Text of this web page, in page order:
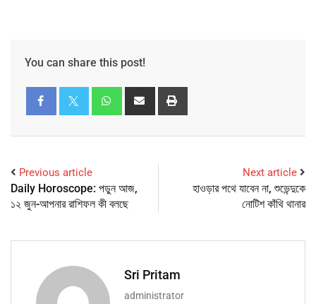
You can share this post!
Previous article
Daily Horoscope: পড়ুন আজ,
১২ জুন-আপনার রাশিফল কী বলছে
Next article
হাওড়ার পথে যাবেন না, শুভেন্দুকে
নোটিশ কাঁথি থানার
Sri Pritam
administrator